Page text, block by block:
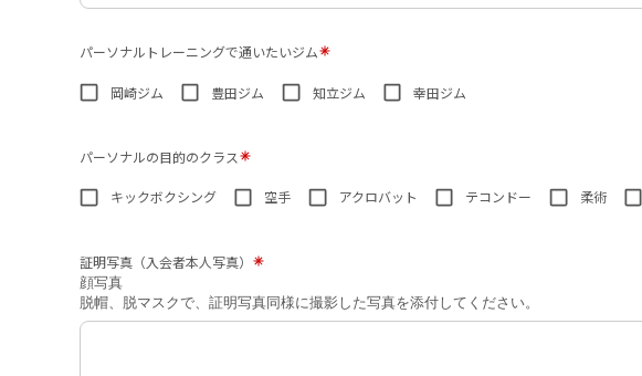
パーソナルトレーニングで通いたいジム
岡崎ジム 豊田ジム 知立ジム 幸田ジム
パーソナルの目的のクラス
キックボクシング 空手 アクロバット テコンドー 柔術
証明写真（入会者本人写真）
顔写真
脱帽、脱マスクで、証明写真同様に撮影した写真を添付してください。